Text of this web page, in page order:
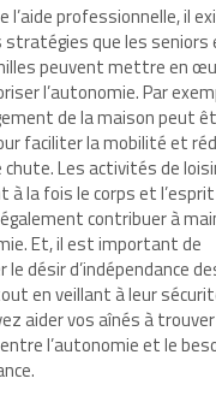
l’aide professionnelle, il
stratégies que les seniors
peuvent mettre en
l’autonomie. Par
de la maison peut
faciliter la mobilité et
chute. Les activités de
à la fois le corps et l’esprit
contribuer à
Et, il est important de
le désir d’indépendance
en veillant à leur
aider vos aînés à
l’autonomie et le